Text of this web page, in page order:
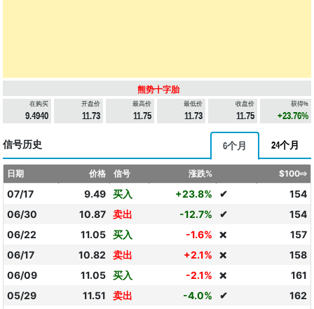
熊势十字胎
在购买
9.4940
开盘价
11.73
最高价
11.75
最低价
11.73
收盘价
11.75
获得%
+23.76%
信号历史 6个月 24个月
日期 价格 信号 涨跌% $100⇨
07/17 9.49 买入 +23.8% ✔
154
06/30
10.87 卖出 -12.7% ✔
154
06/22
11.05 买入 -1.6% ❌
157
06/17
10.82 卖出 +2.1% ❌
158
06/09
11.05 买入 -2.1% ❌
161
05/29
11.51 卖出 -4.0% ✔
162